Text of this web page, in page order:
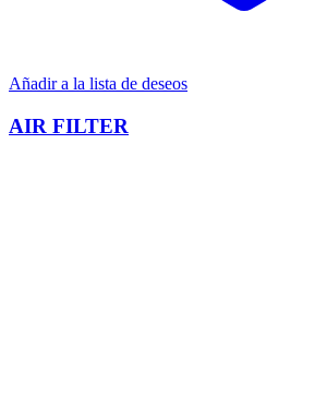
Añadir a la lista de deseos
AIR FILTER